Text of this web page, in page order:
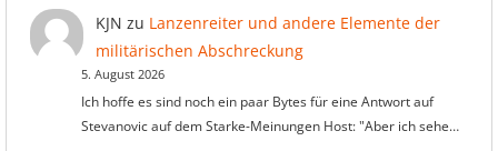
KJN zu Lanzenreiter und andere Elemente der
militärischen Abschreckung
5. August 2026
Ich hoffe es sind noch ein paar Bytes für eine Antwort auf
Stevanovic auf dem Starke-Meinungen Host: "Aber ich sehe…